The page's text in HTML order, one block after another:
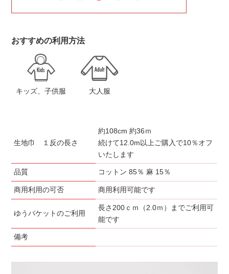
おすすめの利用方法
キッズ、子供服 大人服
生地巾 １反の長さ
約108cm 約36ｍ
続けて12.0m以上ご購入で10％オフ
いたします
品質 コットン 85％ 麻 15％
商用利用の可否 商用利用可能です
ゆうパケットのご利用
長さ200ｃｍ（2.0ｍ）までご利用可
能です
備考